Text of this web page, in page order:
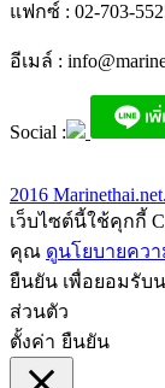
แฟกซ์ : 02-703-
อีเมล์ :
Social :
2016
เว็บไซต์นี้ใช้คุกกี้
คุณ ดูนโยบายควา
ยืนยัน เพื่อยอมรับ
ส่วนตัว
ตั้งค่า ยืนยัน